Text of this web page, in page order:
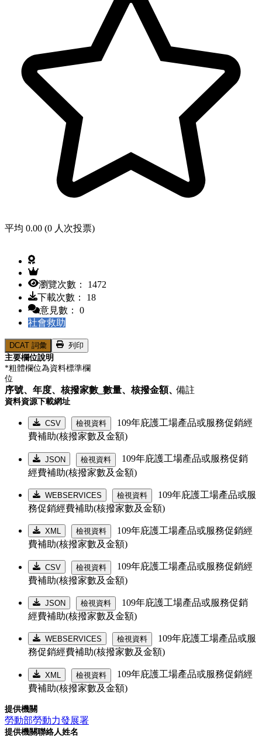
平均 0.00 (0 人次投票)
瀏覽次數： 1472
下載次數： 18
意見數： 0
社會救助
DCAT 詞彙
列印
主要欄位說明
*粗體欄位為資料標準欄
位
序號、 年度、 核撥家數_數量、 核撥金額、備註
資料資源下載網址
CSV 檢視資料
109年庇護工場產品或服務促銷經
費補助(核撥家數及金額)
JSON 檢視資料
109年庇護工場產品或服務促銷
經費補助(核撥家數及金額)
WEBSERVICES 檢視資料
109年庇護工場產品或服
務促銷經費補助(核撥家數及金額)
XML 檢視資料
109年庇護工場產品或服務促銷經
費補助(核撥家數及金額)
CSV 檢視資料
109年庇護工場產品或服務促銷經
費補助(核撥家數及金額)
JSON 檢視資料
109年庇護工場產品或服務促銷
經費補助(核撥家數及金額)
WEBSERVICES 檢視資料
109年庇護工場產品或服
務促銷經費補助(核撥家數及金額)
XML 檢視資料
109年庇護工場產品或服務促銷經
費補助(核撥家數及金額)
提供機關
勞動部勞動力發展署
提供機關聯絡人姓名